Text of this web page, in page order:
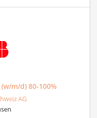
m/d) 80-100%
AG